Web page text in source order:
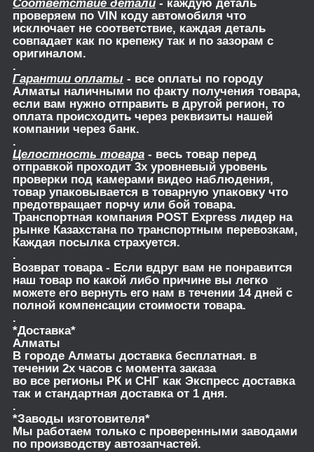
Соответствие детали - каждую деталь
проверяем по VIN коду автомобиля что
исключает не соответствие, каждая деталь
совпадает как по крепежу так и по зазорам с
оригиналом.
.
Гарантии оплаты - все оплаты по городу
Алматы наличными по факту получения товара,
если вам нужно отправить в другой регион, то
оплата происходить через реквизиты нашей
компании через банк.
.
Целостность товара - весь товар перед
отправкой проходит 3х уровневый уровень
проверки под камерами видео наблюдения,
товар упаковывается в товарную упаковку что
предотвращает порчу или бой товара.
Транспортная компания POST Express лидер на
рынке Казахстана по транспортным перевозкам,
Каждая посылка страхуется.
.
Возврат товара- Если вдруг вам не понравится
наш товар по какой либо причине вы легко
можете его вернуть его нам в течении 14 дней с
полной компенсации стоимости товара.
.
*Доставка*
Алматы
В городе Алматы доставка бесплатная. в
течении 2х часов с момента заказа
во все регионы РК и СНГ как Экспресс доставка
так и стандартная доставка от 1 дня.
.
*Заводы изготовителя*
Мы работаем только с проверенными заводами
по производству автозапчастей.